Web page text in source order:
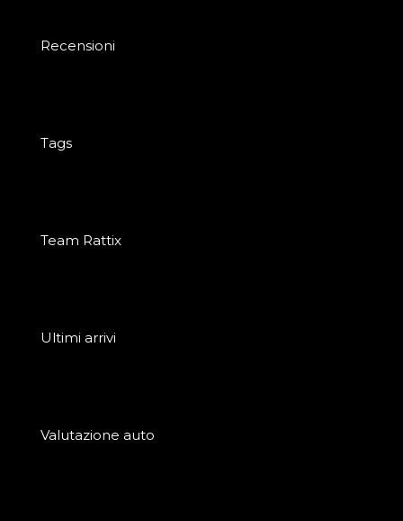
Recensioni
Tags
Team Rattix
Ultimi arrivi
Valutazione auto